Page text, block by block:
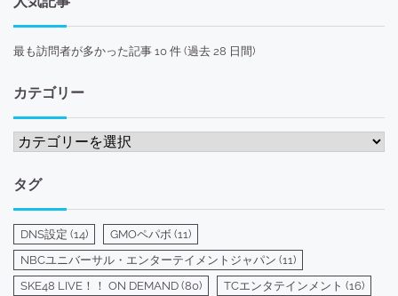
最も訪問者が多かった記事 10 件 (過去 28 日間)
カテゴリー
カ
ゴ
リ
ー
タグ
DNS設定 (14) GMOペパボ (11)
NBCユニバーサル・エンターテイメントジャパン (11)
SKE48 LIVE！！ ON DEMAND (80) TCエンタテインメント (16)